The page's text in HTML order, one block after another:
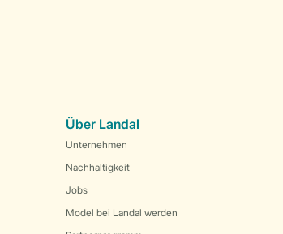
Über Landal
Unternehmen
Nachhaltigkeit
Jobs
Model bei Landal werden